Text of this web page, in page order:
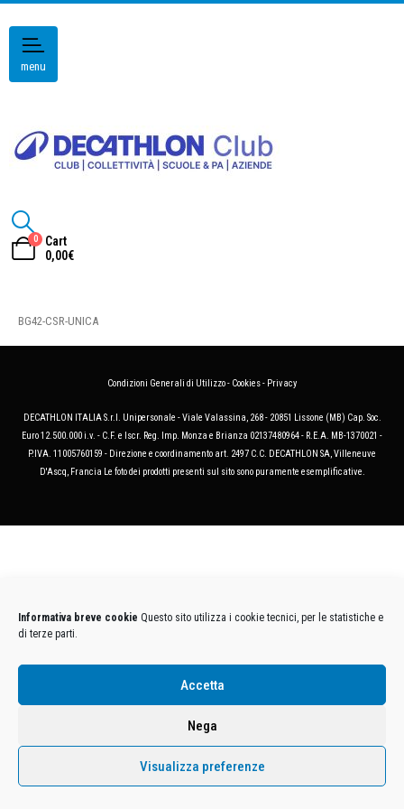
Informativa breve cookie Questo sito utilizza i cookie tecnici, per le statistiche e
di terze parti.
Accetta
Nega
Visualizza preferenze
menu
0
Cart
0,00€
BG42-CSR-UNICA
Condizioni Generali di Utilizzo- Cookies- Privacy
DECATHLON ITALIA S.r.l. Unipersonale - Viale Valassina, 268 - 20851 Lissone (MB) Cap. Soc.
Euro 12.500.000 i.v. - C.F. e Iscr. Reg. Imp. Monza e Brianza 02137480964 - R.E.A. MB-1370021 -
P.IVA. 11005760159 - Direzione e coordinamento art. 2497 C.C. DECATHLON SA, Villeneuve
D'Ascq, Francia Le foto dei prodotti presenti sul sito sono puramente esemplificative.